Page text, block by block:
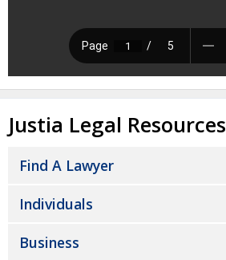
Justia Legal Resources
Find A Lawyer
Individuals
Business